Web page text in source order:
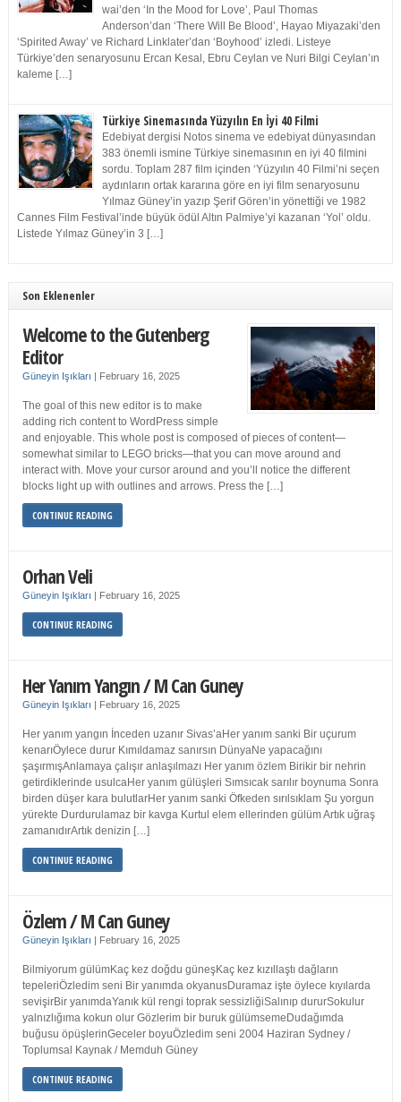
wai’den ‘In the Mood for Love’, Paul Thomas
Anderson’dan ‘There Will Be Blood’, Hayao Miyazaki’den
‘Spirited Away’ ve Richard Linklater’dan ‘Boyhood’ izledi. Listeye
Türkiye’den senaryosunu Ercan Kesal, Ebru Ceylan ve Nuri Bilgi Ceylan’ın
kaleme […]
Türkiye Sinemasında Yüzyılın En İyi 40 Filmi
Edebiyat dergisi Notos sinema ve edebiyat dünyasından
383 önemli ismine Türkiye sinemasının en iyi 40 filmini
sordu. Toplam 287 film içinden ‘Yüzyılın 40 Filmi’ni seçen
aydınların ortak kararına göre en iyi film senaryosunu
Yılmaz Güney’in yazıp Şerif Gören’in yönettiği ve 1982
Cannes Film Festival’inde büyük ödül Altın Palmiye’yi kazanan ‘Yol’ oldu.
Listede Yılmaz Güney’in 3 […]
Son Eklenenler
Welcome to the Gutenberg
Editor
Güneyin Işıkları | February 16, 2025
The goal of this new editor is to make
adding rich content to WordPress simple
and enjoyable. This whole post is composed of pieces of content—
somewhat similar to LEGO bricks—that you can move around and
interact with. Move your cursor around and you’ll notice the different
blocks light up with outlines and arrows. Press the […]
CONTINUE READING
Orhan Veli
Güneyin Işıkları | February 16, 2025
CONTINUE READING
Her Yanım Yangın / M Can Guney
Güneyin Işıkları | February 16, 2025
Her yanım yangın İnceden uzanır Sivas’aHer yanım sanki Bir uçurum
kenarıÖylece durur Kımıldamaz sanırsın DünyaNe yapacağını
şaşırmışAnlamaya çalışır anlaşılmazı Her yanım özlem Birikir bir nehrin
getirdiklerinde usulcaHer yanım gülüşleri Sımsıcak sarılır boynuma Sonra
birden düşer kara bulutlarHer yanım sanki Öfkeden sırılsıklam Şu yorgun
yürekte Durdurulamaz bir kavga Kurtul elem ellerinden gülüm Artık uğraş
zamanıdırArtık denizin […]
CONTINUE READING
Özlem / M Can Guney
Güneyin Işıkları | February 16, 2025
Bilmiyorum gülümKaç kez doğdu güneşKaç kez kızıllaştı dağların
tepeleriÖzledim seni Bir yanımda okyanusDuramaz işte öylece kıyılarda
sevişirBir yanımdaYanık kül rengi toprak sessizliğiSalınıp dururSokulur
yalnızlığıma kokun olur Gözlerim bir buruk gülümsemeDudağımda
buğusu öpüşlerinGeceler boyuÖzledim seni 2004 Haziran Sydney /
Toplumsal Kaynak / Memduh Güney
CONTINUE READING